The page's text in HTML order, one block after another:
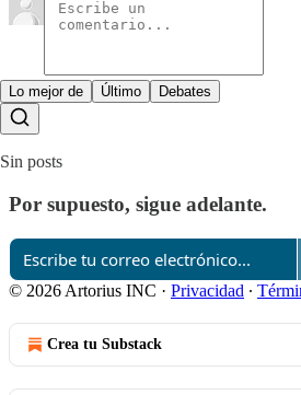
Lo mejor de Último Debates
Sin posts
Por supuesto, sigue adelante.
© 2026 Artorius INC · Privacidad ∙
Crea tu Substack